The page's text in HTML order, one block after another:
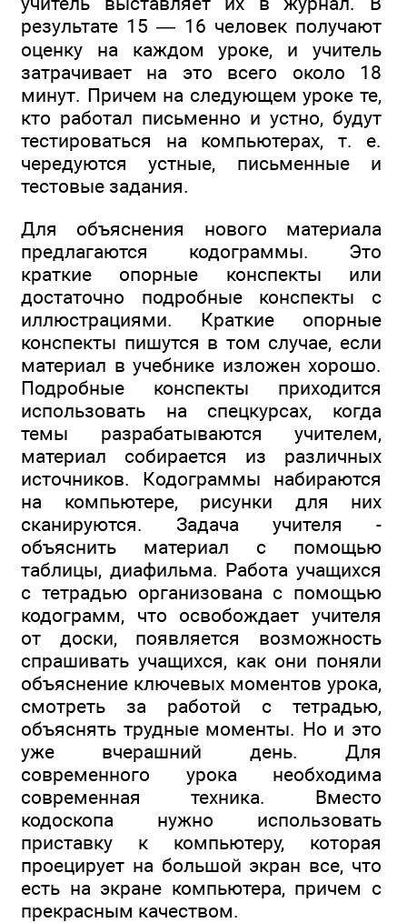
результате 15 — 16 человек получают
оценку на каждом уроке, и учитель
затрачивает на это всего около 18
минут. Причем на следующем уроке те,
кто работал письменно и устно, будут
тестироваться на компьютерах, т. е.
чередуются устные, письменные и
тестовые задания.
Для объяснения нового материала
предлагаются кодограммы. Это
краткие опорные конспекты или
достаточно подробные конспекты с
иллюстрациями. Краткие опорные
конспекты пишутся в том случае, если
материал в учебнике изложен хорошо.
Подробные конспекты приходится
использовать на спецкурсах, когда
темы разрабатываются учителем,
материал собирается из различных
источников. Кодограммы набираются
на компьютере, рисунки для них
сканируются. Задача учителя -
объяснить материал с помощью
таблицы, диафильма. Работа учащихся
с тетрадью организована с помощью
кодограмм, что освобождает учителя
от доски, появляется возможность
спрашивать учащихся, как они поняли
объяснение ключевых моментов урока,
смотреть за работой с тетрадью,
объяснять трудные моменты. Но и это
уже вчерашний день. Для
современного урока необходима
современная техника. Вместо
кодоскопа нужно использовать
приставку к компьютеру, которая
проецирует на большой экран все, что
есть на экране компьютера, причем с
прекрасным качеством.